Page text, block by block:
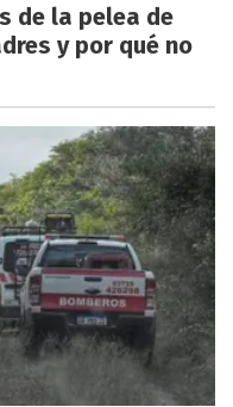
de la pelea de
y por qué no